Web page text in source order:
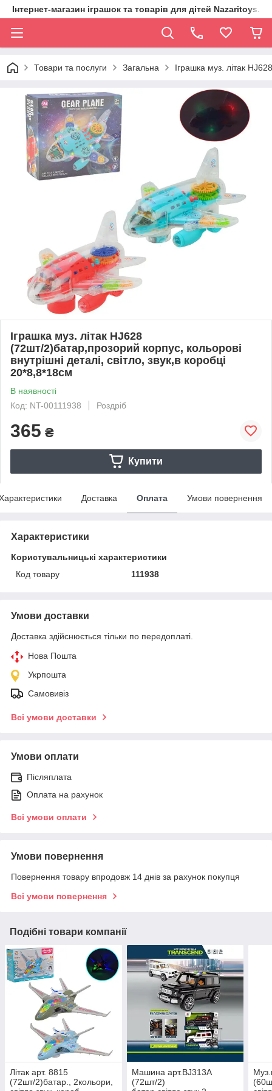
Інтернет-магазин іграшок та товарів для дітей
Товари та послуги Загальна Іграшка муз. літак
Іграшка муз. літак HJ628
(72шт/2)батар,прозорий корпус, кольорові
внутрішні деталі, світло, звук,в коробці
20*8,8*18см
В наявності
Код: NT-00111938
Роздріб
365 ₴
Купити
Доставка Оплата Умови повернення
Характеристики
Користувальницькі характеристики
Код товару
111938
Умови доставки
Доставка здійснюється тільки по передоплаті.
Нова Пошта
Укрпошта
Самовивіз
Всі умови доставки
Умови оплати
Післяплата
Оплата на рахунок
Всі умови оплати
Умови повернення
Повернення товару впродовж 14 днів за рахунок покупця
Всі умови повернення
Подібні товари компанії
Літак арт. 8815
(72шт/2)батар., 2кольори,
Машина арт.BJ313A
(72шт/2)